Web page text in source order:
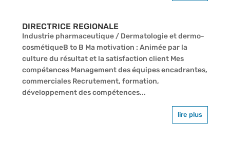
DIRECTRICE REGIONALE
Industrie pharmaceutique / Dermatologie et dermo-
cosmétiqueB to B Ma motivation : Animée par la
culture du résultat et la satisfaction client Mes
compétences Management des équipes encadrantes,
commerciales Recrutement, formation,
développement des compétences...
lire plus